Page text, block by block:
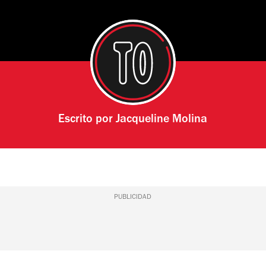
Escrito porJacqueline Molina
PUBLICIDAD